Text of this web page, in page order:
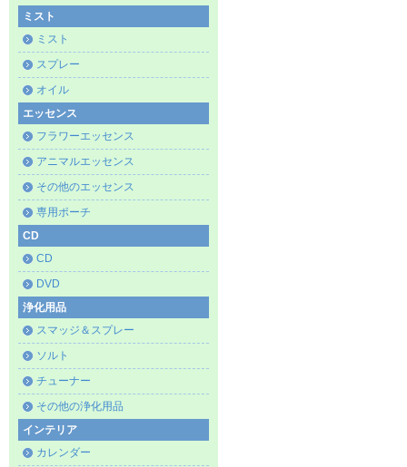
ミスト
ミスト
スプレー
オイル
エッセンス
フラワーエッセンス
アニマルエッセンス
その他のエッセンス
専用ポーチ
CD
CD
DVD
浄化用品
スマッジ＆スプレー
ソルト
チューナー
その他の浄化用品
インテリア
カレンダー